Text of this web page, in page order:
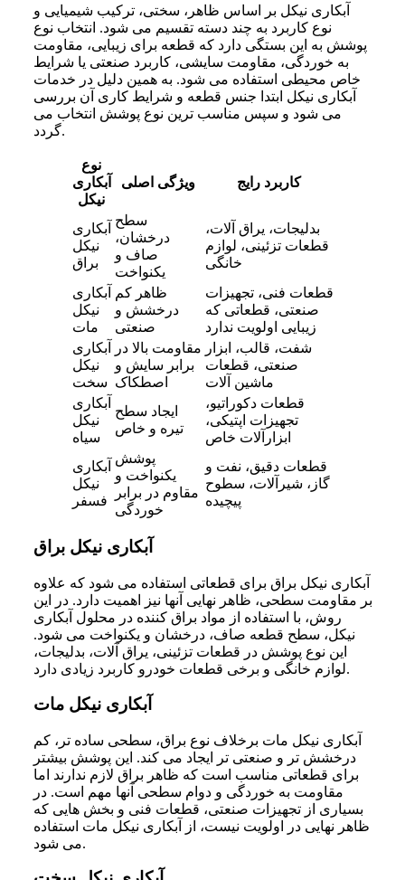
آبکاری نیکل بر اساس ظاهر، سختی، ترکیب شیمیایی و
نوع کاربرد به چند دسته تقسیم می شود. انتخاب نوع
پوشش به این بستگی دارد که قطعه برای زیبایی، مقاومت
به خوردگی، مقاومت سایشی، کاربرد صنعتی یا شرایط
خاص محیطی استفاده می شود. به همین دلیل در خدمات
آبکاری نیکل ابتدا جنس قطعه و شرایط کاری آن بررسی
می شود و سپس مناسب ترین نوع پوشش انتخاب می
گردد.
نوع
آبکاری
نیکل
ویژگی اصلی کاربرد رایج
آبکاری
نیکل
براق
سطح
درخشان،
صاف و
یکنواخت
بدلیجات، یراق آلات،
قطعات تزئینی، لوازم
خانگی
آبکاری
نیکل
مات
ظاهر کم
درخشش و
صنعتی
قطعات فنی، تجهیزات
صنعتی، قطعاتی که
زیبایی اولویت ندارد
آبکاری
نیکل
سخت
مقاومت بالا در
برابر سایش و
اصطکاک
شفت، قالب، ابزار
صنعتی، قطعات
ماشین آلات
آبکاری
نیکل
سیاه
ایجاد سطح
تیره و خاص
قطعات دکوراتیو،
تجهیزات اپتیکی،
ابزارآلات خاص
آبکاری
نیکل
فسفر
پوشش
یکنواخت و
مقاوم در برابر
خوردگی
قطعات دقیق، نفت و
گاز، شیرآلات، سطوح
پیچیده
آبکاری نیکل براق
آبکاری نیکل براق برای قطعاتی استفاده می شود که علاوه
بر مقاومت سطحی، ظاهر نهایی آنها نیز اهمیت دارد. در این
روش، با استفاده از مواد براق کننده در محلول آبکاری
نیکل، سطح قطعه صاف، درخشان و یکنواخت می شود.
این نوع پوشش در قطعات تزئینی، یراق آلات، بدلیجات،
لوازم خانگی و برخی قطعات خودرو کاربرد زیادی دارد.
آبکاری نیکل مات
آبکاری نیکل مات برخلاف نوع براق، سطحی ساده تر، کم
درخشش تر و صنعتی تر ایجاد می کند. این پوشش بیشتر
برای قطعاتی مناسب است که ظاهر براق لازم ندارند اما
مقاومت به خوردگی و دوام سطحی آنها مهم است. در
بسیاری از تجهیزات صنعتی، قطعات فنی و بخش هایی که
ظاهر نهایی در اولویت نیست، از آبکاری نیکل مات استفاده
می شود.